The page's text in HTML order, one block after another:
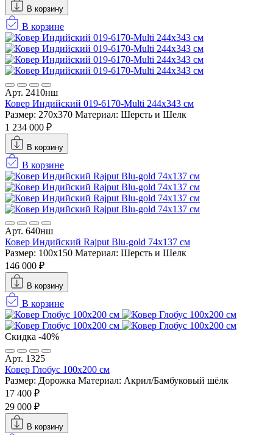
В корзину
В корзине
Арт. 2410нш
Ковер Индийский 019-6170-Multi 244x343 см
Размер: 270x370 Материал: Шерсть и Шелк
1 234 000 ₽
В корзину
В корзине
Арт. 640нш
Ковер Индийский Rajput Blu-gold 74x137 см
Размер: 100x150 Материал: Шерсть и Шелк
146 000 ₽
В корзину
В корзине
Скидка -40%
Арт. 1325
Ковер Глобус 100х200 см
Размер: Дорожка Материал: Акрил/Бамбуковый шёлк
17 400 ₽
29 000 ₽
В корзину